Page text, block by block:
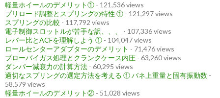
軽量ホイールのデメリット① - 121,536 views
プリロード調整とスプリングの特性 ① - 121,297 views
スプリングの比較 - 117,792 views
電子制御スロットルが苦手な訳、、、
- 107,336 views
レバー比とACFを理解しよう ① - 104,047 views
ロールセンターアダプターのデメリット - 71,476 views
ブローバイガス処理とクランクケース内圧 - 63,260 views
ダンパー減衰力の計算方法 - 60,295 views
適切なスプリングの選定方法を考える ① バネ上重量と固有振動数 -
58,579 views
軽量ホイールのデメリット② - 51,028 views